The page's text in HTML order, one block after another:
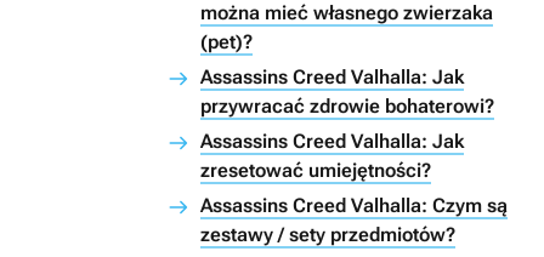
można mieć własnego zwierzaka
(pet)?
Assassins Creed Valhalla: Jak
przywracać zdrowie bohaterowi?
Assassins Creed Valhalla: Jak
zresetować umiejętności?
Assassins Creed Valhalla: Czym są
zestawy / sety przedmiotów?